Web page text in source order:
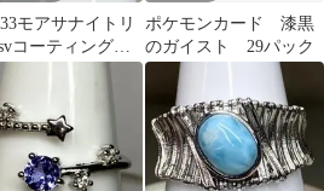
モアサナイトリ
コーティングフ
イズ
ポケモンカード 漆黒
のガイスト 29パック